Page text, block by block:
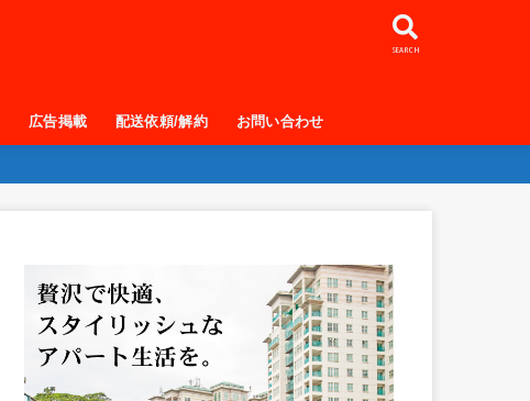
広告掲載 配送依頼/解約 お問い合わせ
SEARCH